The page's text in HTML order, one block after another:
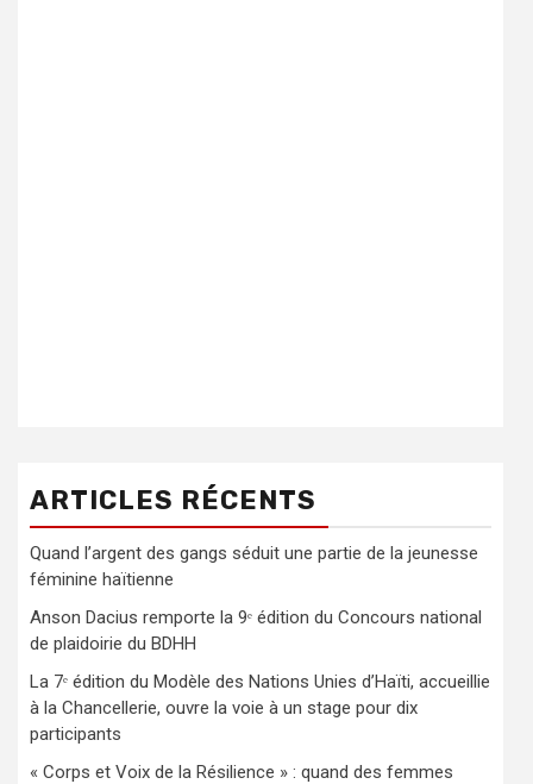
ARTICLES RÉCENTS
Quand l’argent des gangs séduit une partie de la jeunesse
féminine haïtienne
Anson Dacius remporte la 9ᵉ édition du Concours national
de plaidoirie du BDHH
La 7ᵉ édition du Modèle des Nations Unies d’Haïti, accueillie
à la Chancellerie, ouvre la voie à un stage pour dix
participants
« Corps et Voix de la Résilience » : quand des femmes